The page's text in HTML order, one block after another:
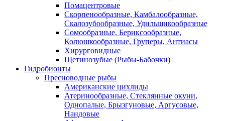
Помацентровые
Скорпенообразные, Камбалообразные,
Скалозубообразные, Удильщикообразные
Сомообразные, Бериксообразные,
Колюшкообразные, Груперы, Антиасы
Хирурговидные
Щетинозубые (Рыбы-Бабочки)
Гидробионты
Пресноводные рыбы
Американские цихлиды
Атеринообразные, Стеклянные окуни,
Однопалые, Брызгуновые, Аргусовые,
Нандовые